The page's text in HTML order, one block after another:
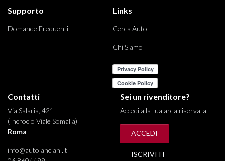
Supporto
Domande Frequenti
Links
Cerca Auto
Chi Siamo
Contatti
Via Salaria, 421
(Incrocio Viale Somalia)
Roma
info@autolanciani.it
Sei un rivenditore?
Accedi alla tua area riservata
ACCEDI
ISCRIVITI